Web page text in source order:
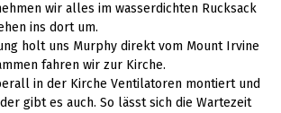
wir alles im wasserdichten Rucksack
ins dort um.
holt uns Murphy direkt vom Mount Irvine
fahren wir zur Kirche.
in der Kirche Ventilatoren montiert und
gibt es auch. So lässt sich die Wartezeit